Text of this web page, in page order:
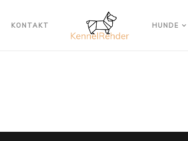
KONTAKT HUNDE